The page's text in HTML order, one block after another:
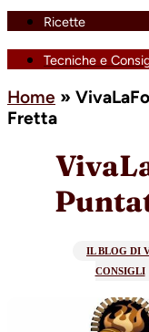
Ricette
Tecniche e
Home »
Fretta
IL BLOG DI
CONSIGLI